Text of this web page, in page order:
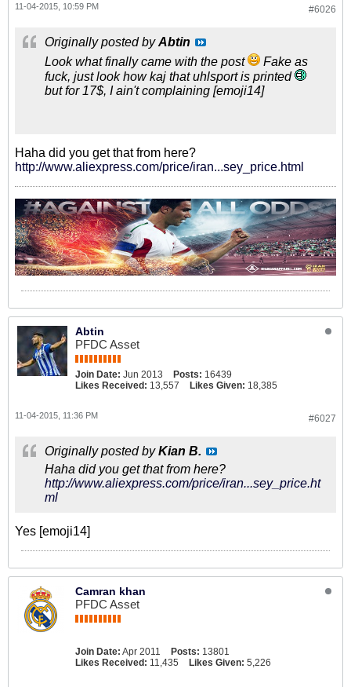
#6026
11-04-2015, 10:59 PM
Originally posted byAbtin
Look what finally came with the post
Fake as
fuck, just look how kaj that uhlsport is printed
but for 17$, I ain't complaining [emoji14]
Haha did you get that from here?
http://www.aliexpress.com/price/iran...sey_price.html
Abtin
PFDC Asset
Join Date: Jun 2013 Posts: 16439
Likes Received: 13,557 Likes Given: 18,385
#6027
11-04-2015, 11:36 PM
Originally posted byKian B.
Haha did you get that from here?
http://www.aliexpress.com/price/iran...sey_price.ht
ml
Yes [emoji14]
Camran khan
PFDC Asset
Join Date: Apr 2011 Posts: 13801
Likes Received: 11,435 Likes Given: 5,226